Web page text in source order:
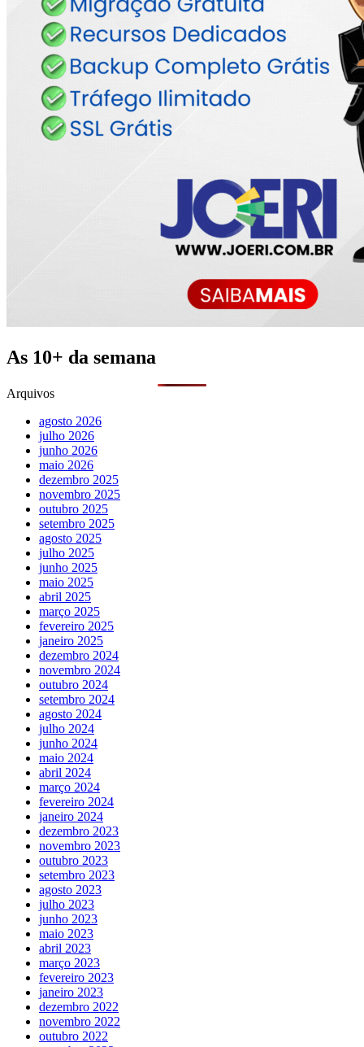
As 10+ da semana
Arquivos
agosto 2026
julho 2026
junho 2026
maio 2026
dezembro 2025
novembro 2025
outubro 2025
setembro 2025
agosto 2025
julho 2025
junho 2025
maio 2025
abril 2025
março 2025
fevereiro 2025
janeiro 2025
dezembro 2024
novembro 2024
outubro 2024
setembro 2024
agosto 2024
julho 2024
junho 2024
maio 2024
abril 2024
março 2024
fevereiro 2024
janeiro 2024
dezembro 2023
novembro 2023
outubro 2023
setembro 2023
agosto 2023
julho 2023
junho 2023
maio 2023
abril 2023
março 2023
fevereiro 2023
janeiro 2023
dezembro 2022
novembro 2022
outubro 2022